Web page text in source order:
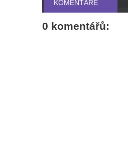
KOMENTÁŘE
0 komentářů: